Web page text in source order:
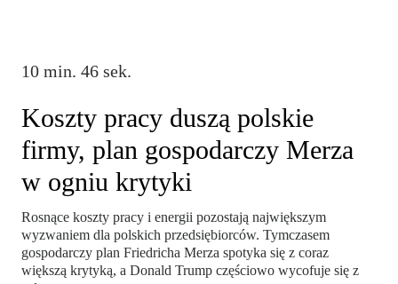
10 min. 46 sek.
Koszty pracy duszą polskie
firmy, plan gospodarczy Merza
w ogniu krytyki
Rosnące koszty pracy i energii pozostają największym
wyzwaniem dla polskich przedsiębiorców. Tymczasem
gospodarczy plan Friedricha Merza spotyka się z coraz
większą krytyką, a Donald Trump częściowo wycofuje się z